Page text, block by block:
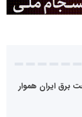
برق ایران هموار